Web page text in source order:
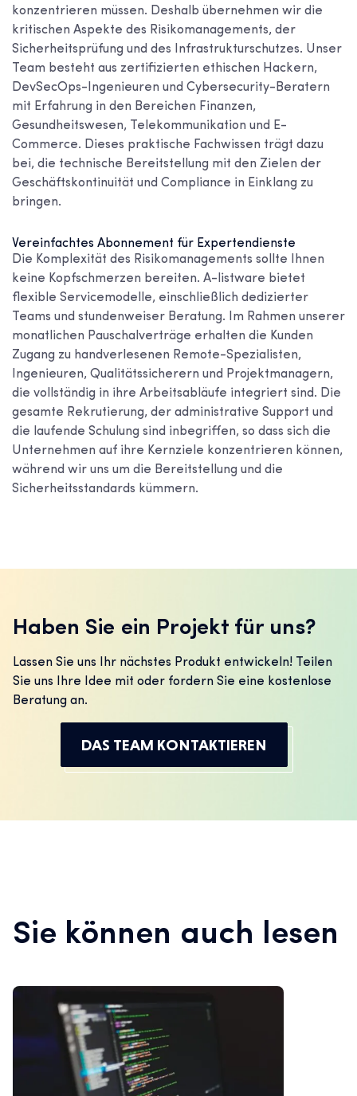
konzentrieren müssen. Deshalb übernehmen wir die
kritischen Aspekte des Risikomanagements, der
Sicherheitsprüfung und des Infrastrukturschutzes. Unser
Team besteht aus zertifizierten ethischen Hackern,
DevSecOps-Ingenieuren und Cybersecurity-Beratern
mit Erfahrung in den Bereichen Finanzen,
Gesundheitswesen, Telekommunikation und E-
Commerce. Dieses praktische Fachwissen trägt dazu
bei, die technische Bereitstellung mit den Zielen der
Geschäftskontinuität und Compliance in Einklang zu
bringen.
Vereinfachtes Abonnement für Expertendienste
Die Komplexität des Risikomanagements sollte Ihnen
keine Kopfschmerzen bereiten. A-listware bietet
flexible Servicemodelle, einschließlich dedizierter
Teams und stundenweiser Beratung. Im Rahmen unserer
monatlichen Pauschalverträge erhalten die Kunden
Zugang zu handverlesenen Remote-Spezialisten,
Ingenieuren, Qualitätssicherern und Projektmanagern,
die vollständig in ihre Arbeitsabläufe integriert sind. Die
gesamte Rekrutierung, der administrative Support und
die laufende Schulung sind inbegriffen, so dass sich die
Unternehmen auf ihre Kernziele konzentrieren können,
während wir uns um die Bereitstellung und die
Sicherheitsstandards kümmern.
Haben Sie ein Projekt für uns?
Lassen Sie uns Ihr nächstes Produkt entwickeln! Teilen
Sie uns Ihre Idee mit oder fordern Sie eine kostenlose
Beratung an.
DAS TEAM KONTAKTIEREN
Sie können auch lesen